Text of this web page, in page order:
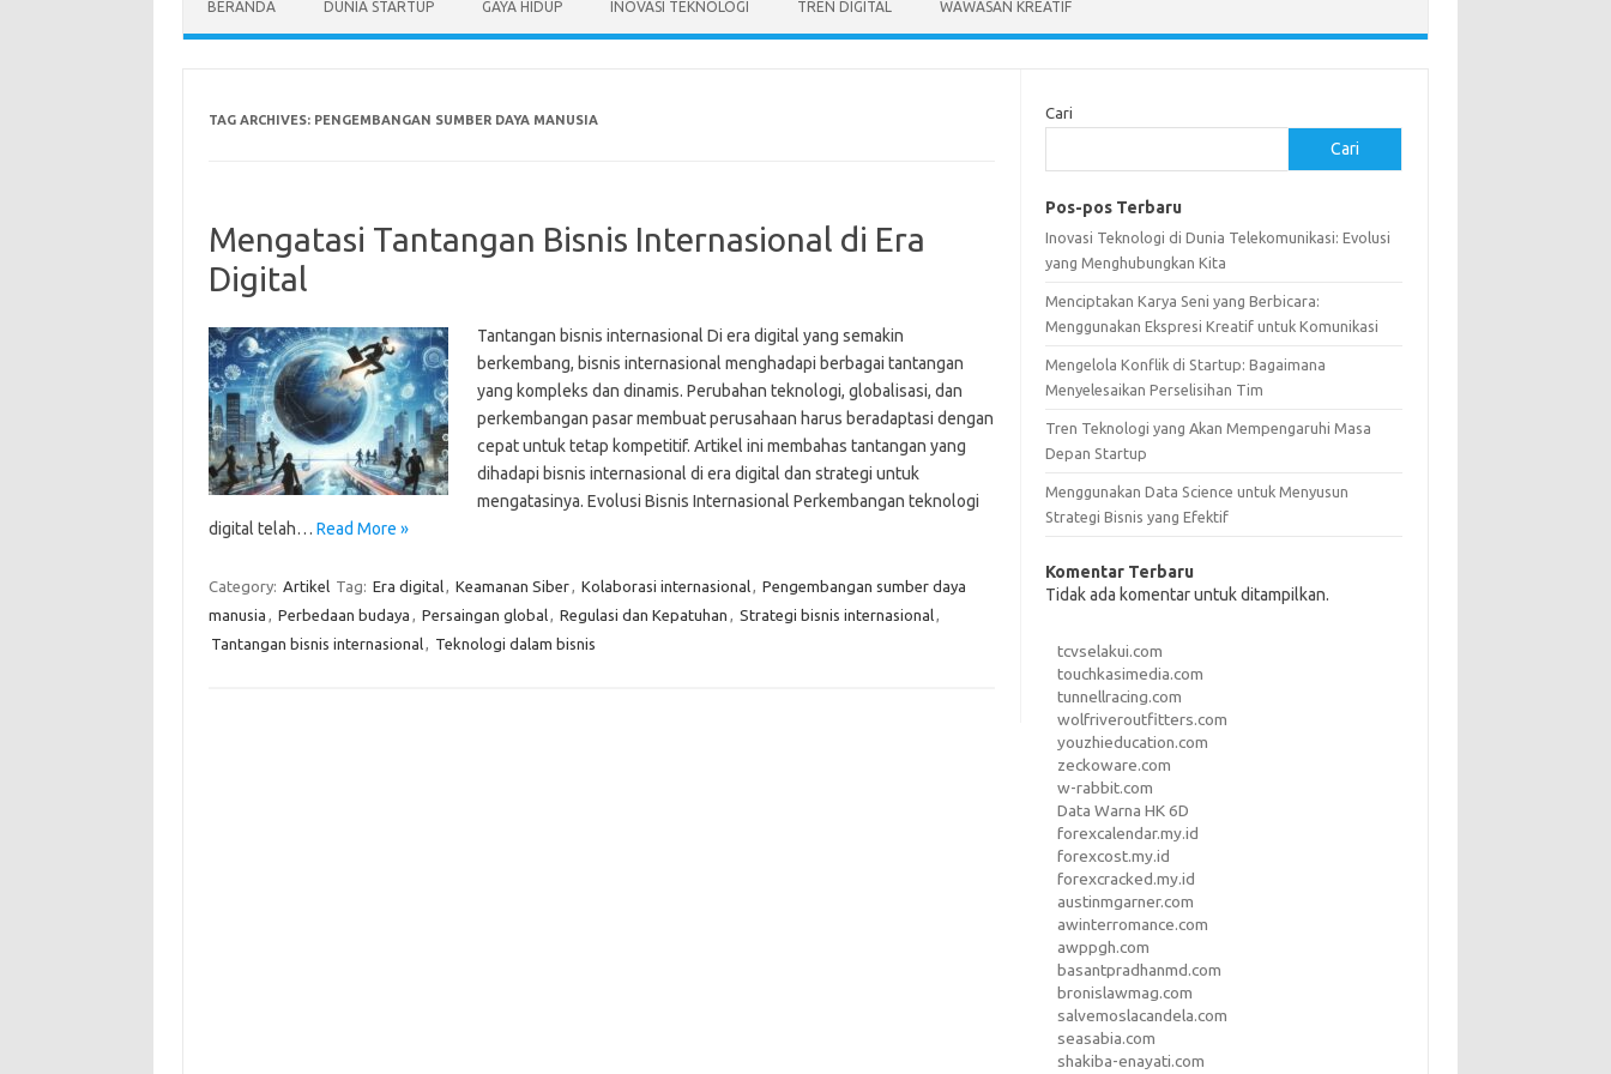
BERANDA DUNIA STARTUP GAYA HIDUP INOVASI TEKNOLOGI TREN DIGITAL WAWASAN KREATIF
TAG ARCHIVES: PENGEMBANGAN SUMBER DAYA MANUSIA
Mengatasi Tantangan Bisnis Internasional di Era
Digital
Tantangan bisnis internasional Di era digital yang semakin
berkembang, bisnis internasional menghadapi berbagai tantangan
yang kompleks dan dinamis. Perubahan teknologi, globalisasi, dan
perkembangan pasar membuat perusahaan harus beradaptasi dengan
cepat untuk tetap kompetitif. Artikel ini membahas tantangan yang
dihadapi bisnis internasional di era digital dan strategi untuk
mengatasinya. Evolusi Bisnis Internasional Perkembangan teknologi
digital telah… Read More »
Category: Artikel Tag: Era digital, Keamanan Siber, Kolaborasi internasional, Pengembangan sumber daya
manusia , Perbedaan budaya , Persaingan global, Regulasi dan Kepatuhan , Strategi bisnis internasional,
Tantangan bisnis internasional, Teknologi dalam bisnis
Cari
Cari
Pos-pos Terbaru
Inovasi Teknologi di Dunia Telekomunikasi: Evolusi
yang Menghubungkan Kita
Menciptakan Karya Seni yang Berbicara:
Menggunakan Ekspresi Kreatif untuk Komunikasi
Mengelola Konflik di Startup: Bagaimana
Menyelesaikan Perselisihan Tim
Tren Teknologi yang Akan Mempengaruhi Masa
Depan Startup
Menggunakan Data Science untuk Menyusun
Strategi Bisnis yang Efektif
Komentar Terbaru
Tidak ada komentar untuk ditampilkan.
tcvselakui.com
touchkasimedia.com
tunnellracing.com
wolfriveroutfitters.com
youzhieducation.com
zeckoware.com
w-rabbit.com
Data Warna HK 6D
forexcalendar.my.id
forexcost.my.id
forexcracked.my.id
austinmgarner.com
awinterromance.com
awppgh.com
basantpradhanmd.com
bronislawmag.com
salvemoslacandela.com
seasabia.com
shakiba-enayati.com